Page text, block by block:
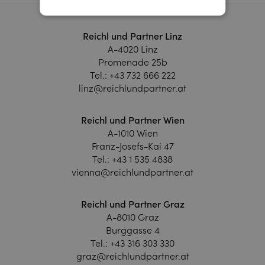
Reichl und Partner Linz
A-4020 Linz
Promenade 25b
Tel.: +43 732 666 222
linz@reichlundpartner.at
Reichl und Partner Wien
A-1010 Wien
Franz-Josefs-Kai 47
Tel.: +43 1 535 4838
vienna@reichlundpartner.at
Reichl und Partner Graz
A-8010 Graz
Burggasse 4
Tel.: +43 316 303 330
graz@reichlundpartner.at